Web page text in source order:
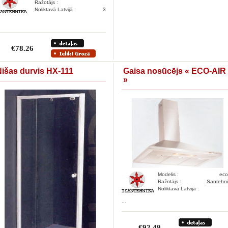
Ražotājs :
Noliktavā Latvijā :
3
€78.26
durvis HX-111
Gaisa nosūcējs « ECO-AIR
»
Modelis :
Ražotājs :
Noliktavā Latvijā :